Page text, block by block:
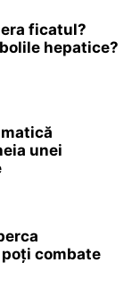
ficatul?
hepatice?
unei
combate